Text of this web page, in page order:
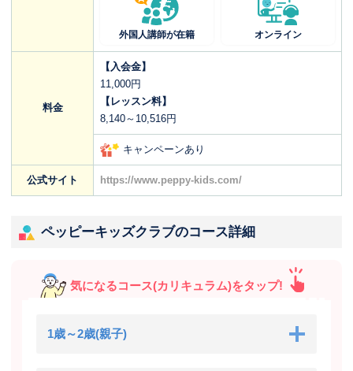
外国人講師が在籍 オンライン
料金
【入会金】
11,000円
【レッスン料】
8,140～10,516円
キャンペーンあり
公式サイト https://www.peppy-kids.com/
ペッピーキッズクラブのコース詳細
気になるコース(カリキュラム)をタップ!
1歳～2歳(親子)